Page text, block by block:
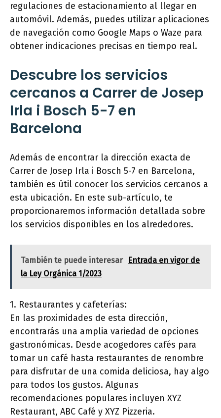
regulaciones de estacionamiento al llegar en
automóvil. Además, puedes utilizar aplicaciones
de navegación como Google Maps o Waze para
obtener indicaciones precisas en tiempo real.
Descubre los servicios
cercanos a Carrer de Josep
Irla i Bosch 5-7 en
Barcelona
Además de encontrar la dirección exacta de
Carrer de Josep Irla i Bosch 5-7 en Barcelona,
también es útil conocer los servicios cercanos a
esta ubicación. En este sub-artículo, te
proporcionaremos información detallada sobre
los servicios disponibles en los alrededores.
También te puede interesar
Entrada en vigor de
la Ley Orgánica 1/2023
1. Restaurantes y cafeterías:
En las proximidades de esta dirección,
encontrarás una amplia variedad de opciones
gastronómicas. Desde acogedores cafés para
tomar un café hasta restaurantes de renombre
para disfrutar de una comida deliciosa, hay algo
para todos los gustos. Algunas
recomendaciones populares incluyen XYZ
Restaurant, ABC Café y XYZ Pizzeria.